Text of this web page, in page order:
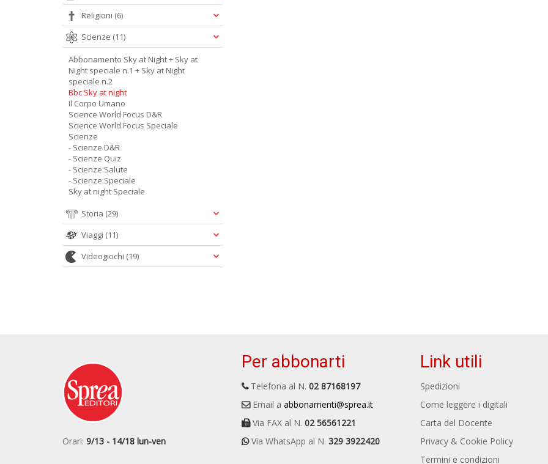
Religioni (6)
Scienze (11)
Abbonamento Sky at Night + Sky at
Night speciale n.1 + Sky at Night
speciale n.2
Bbc Sky at night
Il Corpo Umano
Science World Focus D&R
Science World Focus Speciale
Scienze
- Scienze D&R
- Scienze Quiz
- Scienze Salute
- Scienze Speciale
Sky at night Speciale
Storia (29)
Viaggi (11)
Videogiochi (19)
Orari: 9/13 - 14/18 lun-ven
Per abbonarti
Telefona al N. 02 87168197
Email a abbonamenti@sprea.it
Via FAX al N. 02 56561221
Via WhatsApp al N. 329 3922420
Link utili
Spedizioni
Come leggere i digitali
Carta del Docente
Privacy & Cookie Policy
Termini e condizioni